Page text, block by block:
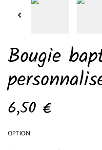
Bougie
6,50 €
OPTION